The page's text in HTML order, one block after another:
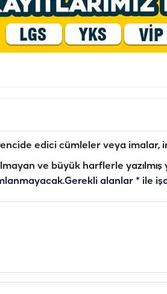
edici cümleler veya imalar,
ve büyük harflerle
Gerekli alanlar * ile